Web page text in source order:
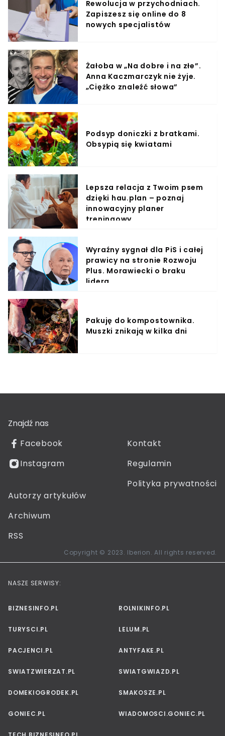
Rewolucja w przychodniach.
Zapiszesz się online do 8
nowych specjalistów
Żałoba w „Na dobre i na złe”.
Anna Kaczmarczyk nie żyje.
„Ciężko znaleźć słowa”
Podsyp doniczki z bratkami.
Obsypią się kwiatami
Lepsza relacja z Twoim psem
dzięki hau.plan – poznaj
innowacyjny planer
treningowy
Wyraźny sygnał dla PiS i całej
prawicy na stronie Rozwoju
Plus. Morawiecki o braku
lidera
Pakuję do kompostownika.
Muszki znikają w kilka dni
Znajdź nas
Facebook
Instagram
Kontakt
Regulamin
Polityka prywatności
Autorzy artykułów
Archiwum
RSS
Copyright © 2023. Iberion. All rights reserved.
NASZE SERWISY:
BIZNESINFO.PL ROLNIKINFO.PL
TURYSCI.PL LELUM.PL
PACJENCI.PL ANTYFAKE.PL
SWIATZWIERZAT.PL SWIATGWIAZD.PL
DOMEKIOGRODEK.PL SMAKOSZE.PL
GONIEC.PL WIADOMOSCI.GONIEC.PL